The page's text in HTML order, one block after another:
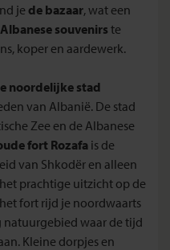
je de bazaar, wat een
souvenirs te
koper en aardewerk.
noordelijke stad
van Albanië. De stad
Zee en de Albanese
fort Rozafa is de
van Shkodër en alleen
prachtige uitzicht op de
fort rijd je noordwaarts
natuurgebied waar de tijd
Kleine dorpjes en